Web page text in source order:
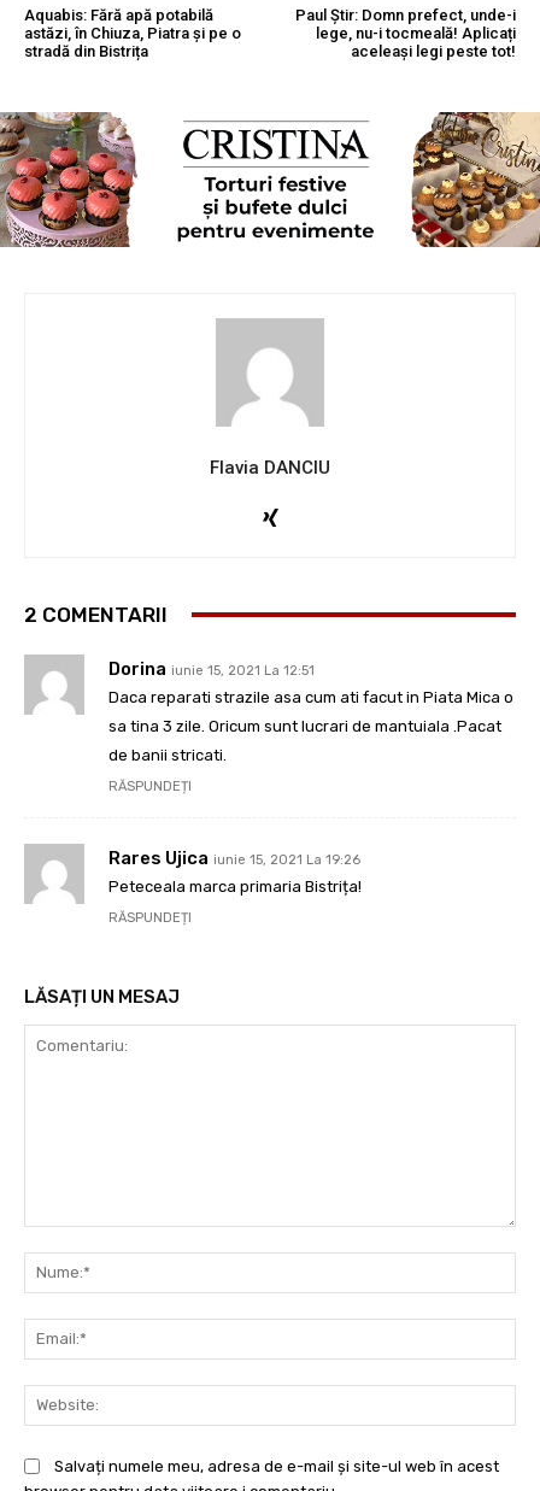
Aquabis: Fără apă potabilă
astăzi, în Chiuza, Piatra și pe o
stradă din Bistrița
Paul Știr: Domn prefect, unde-i
lege, nu-i tocmeală! Aplicați
aceleași legi peste tot!
Flavia DANCIU
2 COMENTARII
Dorina iunie 15, 2021 La 12:51
Daca reparati strazile asa cum ati facut in Piata Mica o
sa tina 3 zile. Oricum sunt lucrari de mantuiala .Pacat
de banii stricati.
RĂSPUNDEȚI
Rares Ujica iunie 15, 2021 La 19:26
Peteceala marca primaria Bistrița!
RĂSPUNDEȚI
LĂSAȚI UN MESAJ
Salvați numele meu, adresa de e-mail și site-ul web în acest